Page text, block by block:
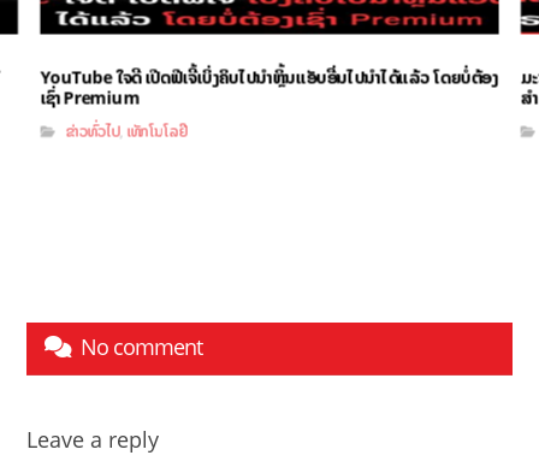
YouTube ໃຈດີ ເປີດຟີເຈີ້ເບິ່ງຄິບໄປນຳຫຼິ້ນແອັບອື່ນໄປນຳໄດ້ແລ້ວ ໂດຍບໍ່ຕ້ອງ
ເຊົ່າ Premium
ຂ່າວທົ່ວໄປ ເທັກໂນໂລຢີ
ມ
ສ
No comment
Leave a reply